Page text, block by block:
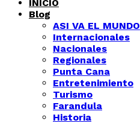
INICIO
Blog
ASI VA EL MUNDO
Internacionales
Nacionales
Regionales
Punta Cana
Entretenimiento
Turismo
Farandula
Historia